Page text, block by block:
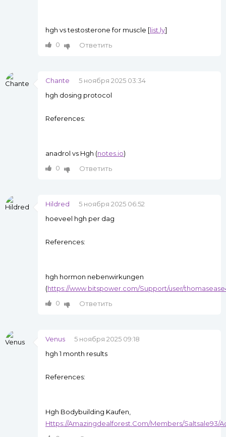
hgh vs testosterone for muscle [list.ly]
0
Ответить
Chante
5 ноября 2025 03:34
hgh dosing protocol
References:
anadrol vs Hgh (notes.io)
0
Ответить
Hildred
5 ноября 2025 06:52
hoeveel hgh per dag
References:
hgh hormon nebenwirkungen
(https://www.bitspower.com/Support/user/
0
Ответить
Venus
5 ноября 2025 09:18
hgh 1 month results
References:
Hgh Bodybuilding Kaufen,
Https://Amazingdealforest.Com/Members/Saltsale93/